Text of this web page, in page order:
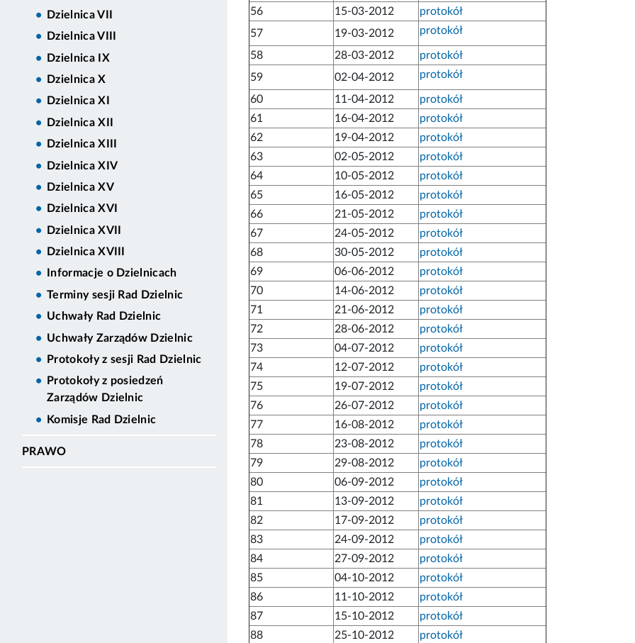
Dzielnica VII
Dzielnica VIII
Dzielnica IX
Dzielnica X
Dzielnica XI
Dzielnica XII
Dzielnica XIII
Dzielnica XIV
Dzielnica XV
Dzielnica XVI
Dzielnica XVII
Dzielnica XVIII
Informacje o Dzielnicach
Terminy sesji Rad Dzielnic
Uchwały Rad Dzielnic
Uchwały Zarządów Dzielnic
Protokoły z sesji Rad Dzielnic
Protokoły z posiedzeń
Zarządów Dzielnic
Komisje Rad Dzielnic
PRAWO
56
15-03-2012
protokół
57
19-03-2012 protokół
58 28-03-2012
protokół
59
02-04-2012 protokół
60 11-04-2012
protokół
61
16-04-2012
protokół
62
19-04-2012
protokół
63
02-05-2012
protokół
64
10-05-2012
protokół
65
16-05-2012
protokół
66
21-05-2012
protokół
67
24-05-2012
protokół
68
30-05-2012
protokół
69
06-06-2012
protokół
70
14-06-2012
protokół
71
21-06-2012
protokół
72
28-06-2012
protokół
73
04-07-2012
protokół
74
12-07-2012
protokół
75
19-07-2012
protokół
76
26-07-2012
protokół
77
16-08-2012
protokół
78
23-08-2012
protokół
79
29-08-2012
protokół
80
06-09-2012
protokół
81
13-09-2012
protokół
82
17-09-2012
protokół
83
24-09-2012
protokół
84
27-09-2012
protokół
85
04-10-2012
protokół
86
11-10-2012
protokół
87
15-10-2012
protokół
88
25-10-2012
protokół